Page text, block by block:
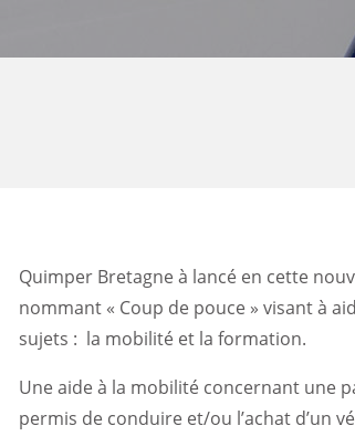
Quimper Bretagne à lancé en cette
nommant « Coup de pouce » visant à
sujets : la mobilité et la formation.
Une aide à la mobilité concernant une
permis de conduire et/ou l’achat d’un